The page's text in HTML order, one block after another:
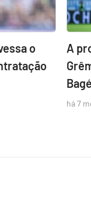
o
A
Bagé
há 7